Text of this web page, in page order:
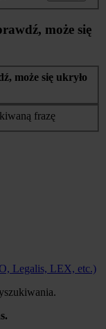
może się
może się ukryło
frazę
Legalis, LEX, etc.)